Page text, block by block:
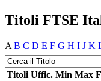
Titoli FTSE
A B C D E F G H I J K
Titoli Uffic. Min Max